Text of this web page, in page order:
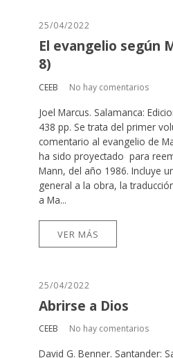
25/04/2022
El evangelio según
8)
CEEB No hay comentarios
Joel Marcus. Salamanca:
438 pp. Se trata del primer
comentario al evangelio de
ha sido proyectado para
Mann, del año 1986. Incluye
general a la obra, la
a Ma...
VER MÁS
25/04/2022
Abrirse a Dios
CEEB No hay comentarios
David G. Benner. Santander: